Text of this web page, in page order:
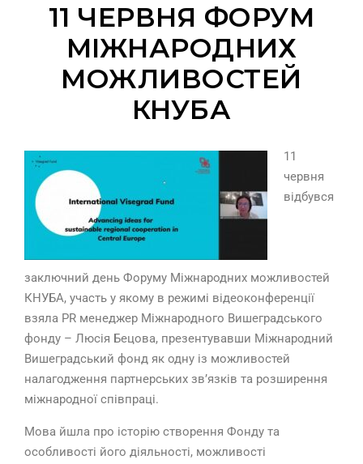
11 ЧЕРВНЯ ФОРУМ
МІЖНАРОДНИХ
МОЖЛИВОСТЕЙ
КНУБА
11
червня
відбувся
заключний день Форуму Міжнародних можливостей
КНУБА, участь у якому в режимі відеоконференції
взяла PR менеджер Міжнародного Вишеградського
фонду – Люсія Бецова, презентувавши Міжнародний
Вишеградський фонд як одну із можливостей
налагодження партнерських зв’язків та розширення
міжнародної співпраці.
Мова йшла про історію створення Фонду та
особливості його діяльності, можливості